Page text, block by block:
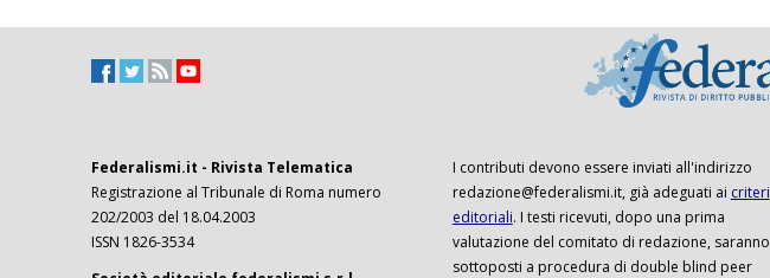
Federalismi.it - Rivista Telematica
Registrazione al Tribunale di Roma numero
202/2003 del 18.04.2003
ISSN 1826-3534
I contributi devono essere inviati all'indirizzo
redazione@federalismi.it, già adeguati ai criteri
editoriali. I testi ricevuti, dopo una prima
valutazione del comitato di redazione, saranno
sottoposti a procedura di double blind peer